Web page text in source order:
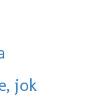
jok